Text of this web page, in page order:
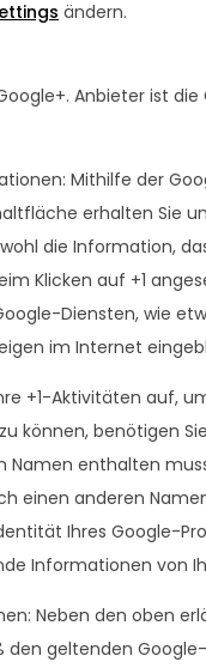
ändern.
Anbieter ist
Mithilfe der
erhalten Sie
die Information,
Klicken auf +1
Diensten, wie
im Internet
+1-Aktivitäten auf,
können, benötigen
enthalten
einen anderen
Ihres Google-
Informationen von
Neben den oben
geltenden